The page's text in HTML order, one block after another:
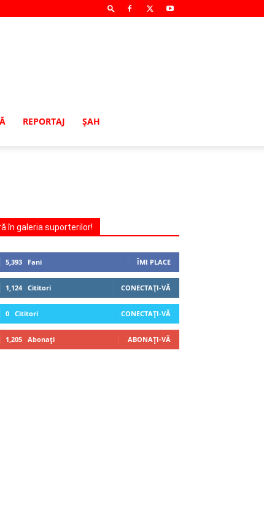
REPORTAJ ŞAH
în galeria suporterilor!
5,393 Fani ÎMI PLACE
1,124 Cititori CONECTAȚI-VĂ
0 Cititori CONECTAȚI-VĂ
1,205 Abonați ABONAȚI-VĂ